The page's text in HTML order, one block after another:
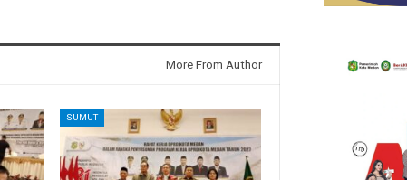
More From Author
SUMUT